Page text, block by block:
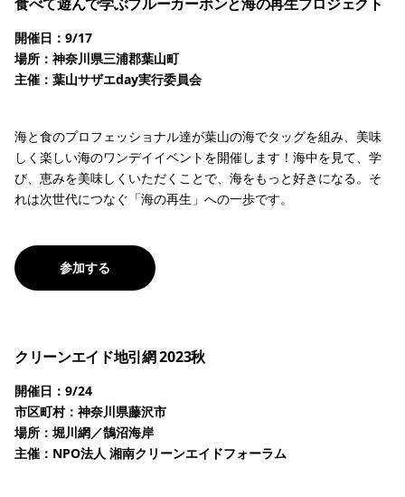
開催日：9/17
場所：神奈川県三浦郡葉山町
主催：葉山サザエday実行委員会
海と食のプロフェッショナル達が葉山の海でタッグを組み、美味
しく楽しい海のワンデイイベントを開催します！海中を見て、学
び、恵みを美味しくいただくことで、海をもっと好きになる。そ
れは次世代につなぐ「海の再生」への一歩です。
参加する
クリーンエイド地引網 2023秋
開催日：9/24
市区町村：神奈川県藤沢市
場所：堀川網／鵠沼海岸
主催：NPO法人 湘南クリーンエイドフォーラム